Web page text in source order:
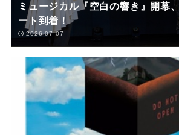
ミュージカル『空白の響き』開幕
ート到着！
2026-07-07